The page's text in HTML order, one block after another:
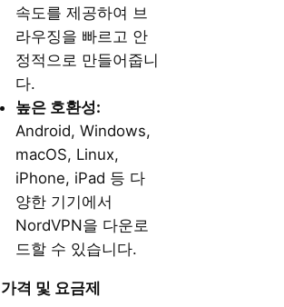
속도를 제공하여 브
라우징을 빠르고 안
정적으로 만들어줍니
다.
높은 호환성:
Android, Windows,
macOS, Linux,
iPhone, iPad 등 다
양한 기기에서
NordVPN을 다운로
드할 수 있습니다.
가격 및 요금제